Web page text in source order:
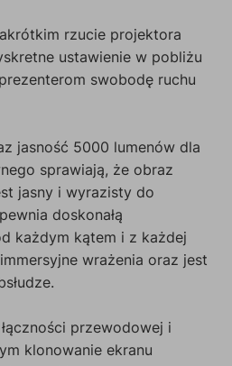
rzucie projektora
ustawienie w pobliżu
swobodę ruchu
jasność 5000 lumenów dla
sprawiają, że obraz
jasny i wyrazisty do
doskonałą
każdym kątem i z każdej
wrażenia oraz jest
przewodowej i
klonowanie ekranu